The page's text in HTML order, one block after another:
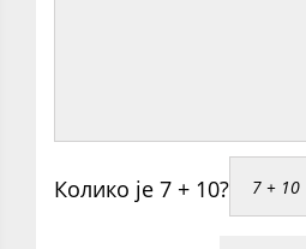
Колико је 7 + 10?